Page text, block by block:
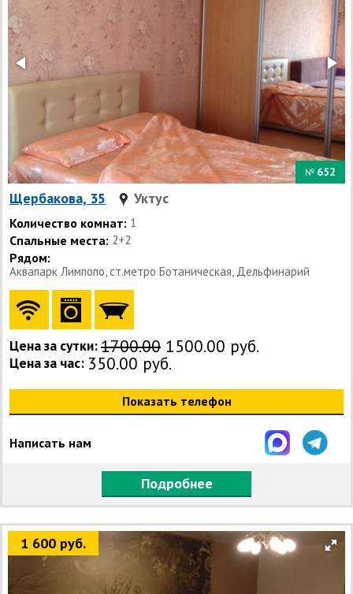
№ 652
Щербакова, 35 Уктус
Количество комнат: 1
Спальные места: 2+2
Рядом:
Аквапарк Лимпопо, ст.метро Ботаническая, Дельфинарий
Цена за сутки:1700.00 1500.00 руб.
Цена за час: 350.00 руб.
Показать телефон
Написать нам
Подробнее
1 600 руб.